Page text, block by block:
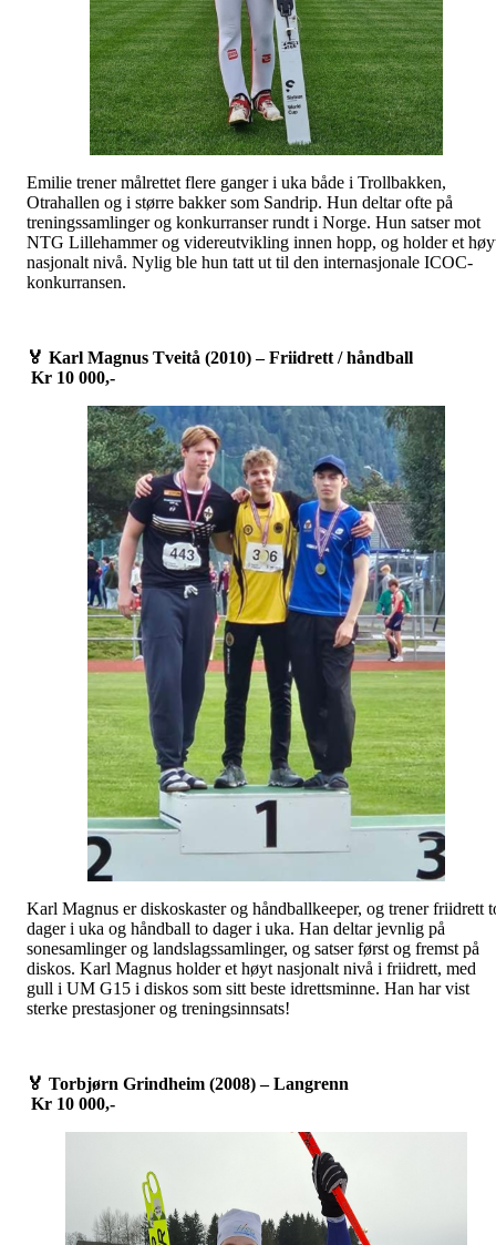
Emilie trener målrettet flere ganger i uka både i Trollbakken,
Otrahallen og i større bakker som Sandrip. Hun deltar ofte på
treningssamlinger og konkurranser rundt i Norge. Hun satser mot
NTG Lillehammer og videreutvikling innen hopp, og holder et
nasjonalt nivå. Nylig ble hun tatt ut til den internasjonale ICOC-
konkurransen.
🏅 Karl Magnus Tveitå (2010) – Friidrett / håndball
Kr 10 000,-
Karl Magnus er diskoskaster og håndballkeeper, og trener friidrett
dager i uka og håndball to dager i uka. Han deltar jevnlig på
sonesamlinger og landslagssamlinger, og satser først og fremst på
diskos. Karl Magnus holder et høyt nasjonalt nivå i friidrett, med
gull i UM G15 i diskos som sitt beste idrettsminne. Han har vist
sterke prestasjoner og treningsinnsats!
🏅 Torbjørn Grindheim (2008) – Langrenn
Kr 10 000,-